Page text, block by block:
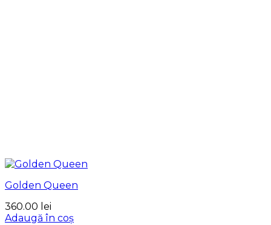
Golden Queen
360.00 lei
Adaugă în coș